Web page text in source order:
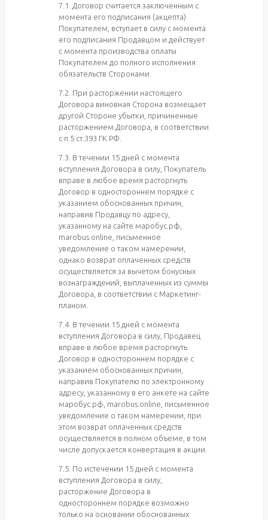
7.1. Договор считается заключенным с
момента его подписания (акцепта)
Покупателем, вступает в силу с момента
его подписания Продавцом и действует
с момента производства оплаты
Покупателем до полного исполнения
обязательств Сторонами.
7.2. При расторжении настоящего
Договора виновная Сторона возмещает
другой Стороне убытки, причиненные
расторжением Договора, в соответствии
с п.5 ст.393 ГК РФ.
7.3. В течении 15 дней с момента
вступления Договора в силу, Покупатель
вправе в любое время расторгнуть
Договор в одностороннем порядке с
указанием обоснованных причин,
направив Продавцу по адресу,
указанному на сайте маробус.рф,
marobus.online, письменное
уведомление о таком намерении,
однако возврат оплаченных средств
осуществляется за вычетом бонусных
вознаграждений, выплаченных из суммы
Договора, в соответствии с Маркетинг-
планом.
7.4. В течении 15 дней с момента
вступления Договора в силу, Продавец
вправе в любое время расторгнуть
Договор в одностороннем порядке с
указанием обоснованных причин,
направив Покупателю по электронному
адресу, указанному в его анкете на сайте
маробус.рф, marobus.online, письменное
уведомление о таком намерении, при
этом возврат оплаченных средств
осуществляется в полном объеме, в том
числе допускается конвертация в акции.
7.5. По истечении 15 дней с момента
вступления Договора в силу,
расторжение Договора в
одностороннем порядке возможно
только на основании обоснованных